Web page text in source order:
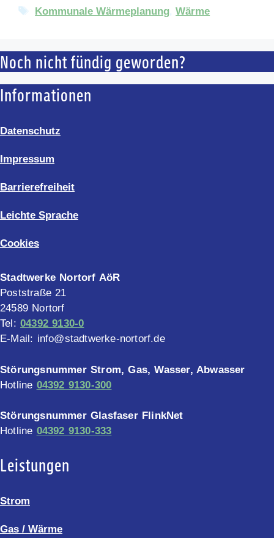
Schlagwörter
Kommunale Wärmeplanung,Wärme
Noch nicht fündig geworden?
Informationen
Datenschutz
Impressum
Barrierefreiheit
Leichte Sprache
Cookies
Stadtwerke Nortorf AöR
Poststraße 21
24589 Nortorf
Tel: 04392 9130-0
E-Mail: info@stadtwerke-nortorf.de
Störungsnummer Strom, Gas, Wasser, Abwasser
Hotline 04392 9130-300
Störungsnummer Glasfaser FlinkNet
Hotline 04392 9130-333
Leistungen
Strom
Gas / Wärme